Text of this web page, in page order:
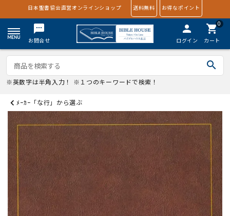
日本聖書協会直営オンラインショップ 送料無料 お得なポイント
textsms
お問合せ
person
ログイン
0
shopping_cart
カート
search
※英数字は半角入力！ ※１つのキーワードで検索！
ﾒｰｶｰ「な行」から選ぶ